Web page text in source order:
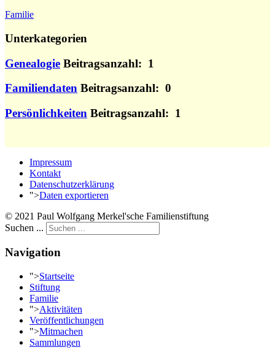
Familie
Unterkategorien
Genealogie Beitragsanzahl: 1
Familiendaten Beitragsanzahl: 0
Persönlichkeiten Beitragsanzahl: 1
Impressum
Kontakt
Datenschutzerklärung
">Daten exportieren
© 2021 Paul Wolfgang Merkel'sche Familienstiftung
Suchen ...
Navigation
">Startseite
Stiftung
Familie
">Aktivitäten
Veröffentlichungen
">Mitmachen
Sammlungen